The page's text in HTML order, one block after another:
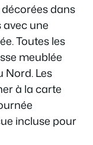
dans
une
Toutes les
meublée
Nord. Les
à la carte
incluse pour